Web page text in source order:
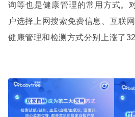
询等也是健康管理的常用方式。
户选择上网搜索免费信息、互联
健康管理和检测方式分别上涨了